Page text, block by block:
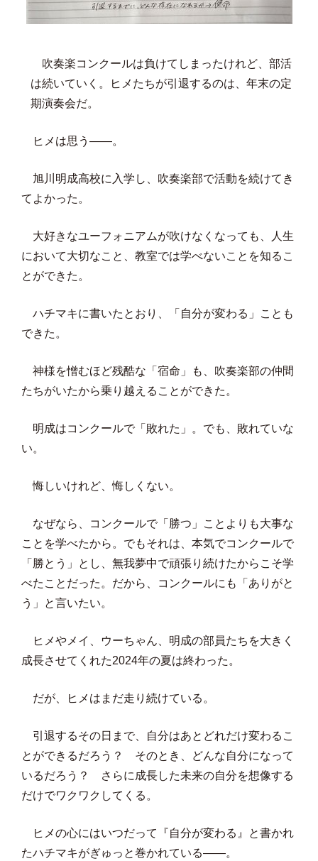
吹奏楽コンクールは負けてしまったけれど、部活
は続いていく。ヒメたちが引退するのは、年末の定
期演奏会だ。
ヒメは思う——。
旭川明成高校に入学し、吹奏楽部で活動を続けてき
てよかった。
大好きなユーフォニアムが吹けなくなっても、人生
において大切なこと、教室では学べないことを知るこ
とができた。
ハチマキに書いたとおり、「自分が変わる」ことも
できた。
神様を憎むほど残酷な「宿命」も、吹奏楽部の仲間
たちがいたから乗り越えることができた。
明成はコンクールで「敗れた」。でも、敗れていな
い。
悔しいけれど、悔しくない。
なぜなら、コンクールで「勝つ」ことよりも大事な
ことを学べたから。でもそれは、本気でコンクールで
「勝とう」とし、無我夢中で頑張り続けたからこそ学
べたことだった。だから、コンクールにも「ありがと
う」と言いたい。
ヒメやメイ、ウーちゃん、明成の部員たちを大きく
成長させてくれた2024年の夏は終わった。
だが、ヒメはまだ走り続けている。
引退するその日まで、自分はあとどれだけ変わるこ
とができるだろう？ そのとき、どんな自分になって
いるだろう？ さらに成長した未来の自分を想像する
だけでワクワクしてくる。
ヒメの心にはいつだって『自分が変わる』と書かれ
たハチマキがぎゅっと巻かれている——。